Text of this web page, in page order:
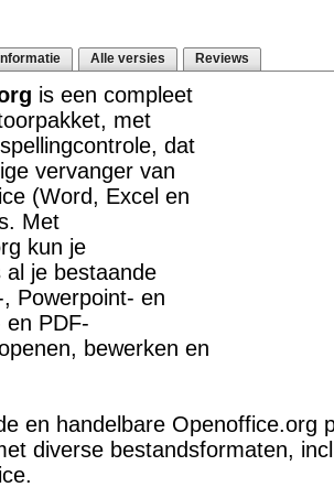
Informatie Alle versies Reviews
is een compleet
met
dat
vervanger van
(Word, Excel en
Met
kun je
al je bestaande
Powerpoint- en
en PDF-
bewerken en
en handelbare Openoffice.org
diverse bestandsformaten,